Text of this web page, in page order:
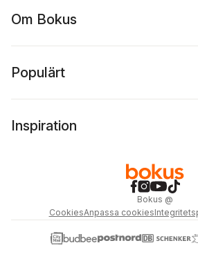
Om Bokus
Populärt
Inspiration
Bokus @
CookiesAnpassa cookies